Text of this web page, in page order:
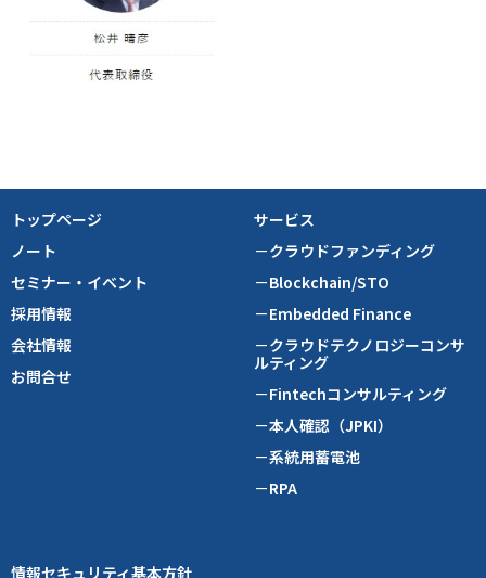
トップページ
ノート
セミナー・イベント
採用情報
会社情報
お問合せ
サービス
－クラウドファンディング
－Blockchain/STO
－Embedded Finance
－クラウドテクノロジーコンサ
ルティング
－Fintechコンサルティング
－本人確認（JPKI）
－系統用蓄電池
－RPA
情報セキュリティ基本方針